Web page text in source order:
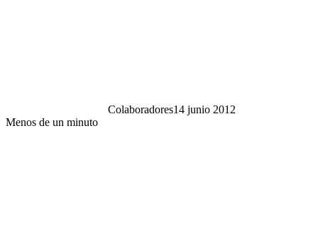
Colaboradores14 junio 2012
Menos de un minuto